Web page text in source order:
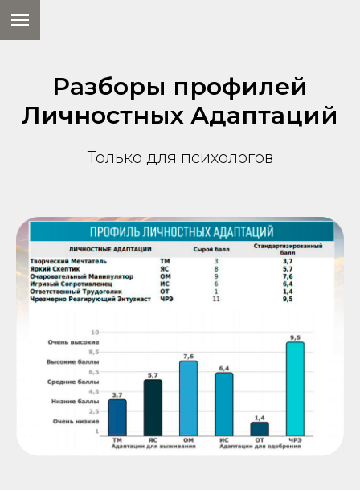
Разборы профилей
Личностных Адаптаций
Только для психологов